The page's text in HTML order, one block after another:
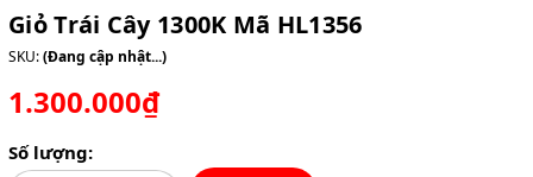
Giỏ Trái Cây 1300K Mã HL1356
SKU:(Đang cập nhật...)
1.300.000₫
Số lượng: